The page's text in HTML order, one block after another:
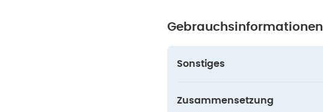
Gebrauchsinformationen
Sonstiges
Zusammensetzung